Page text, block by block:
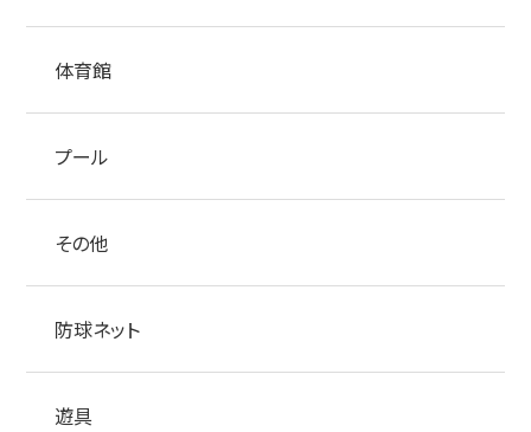
体育館
プール
その他
防球ネット
遊具